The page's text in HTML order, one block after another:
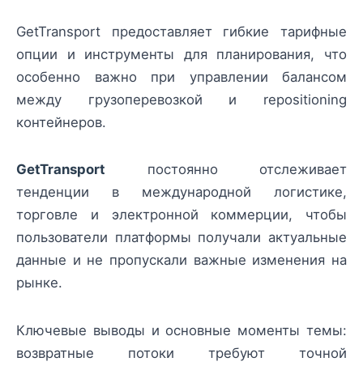
GetTransport предоставляет гибкие тарифные
опции и инструменты для планирования, что
особенно важно при управлении балансом
между грузоперевозкой и repositioning
контейнеров.
GetTransport постоянно отслеживает
тенденции в международной логистике,
торговле и электронной коммерции, чтобы
пользователи платформы получали актуальные
данные и не пропускали важные изменения на
рынке.
Ключевые выводы и основные моменты темы:
возвратные потоки требуют точной